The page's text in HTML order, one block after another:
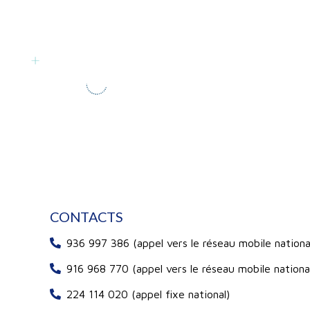
CONTACTS
936 997 386 (appel vers le réseau mobile
916 968 770 (appel vers le réseau mobile
224 114 020 (appel fixe national)